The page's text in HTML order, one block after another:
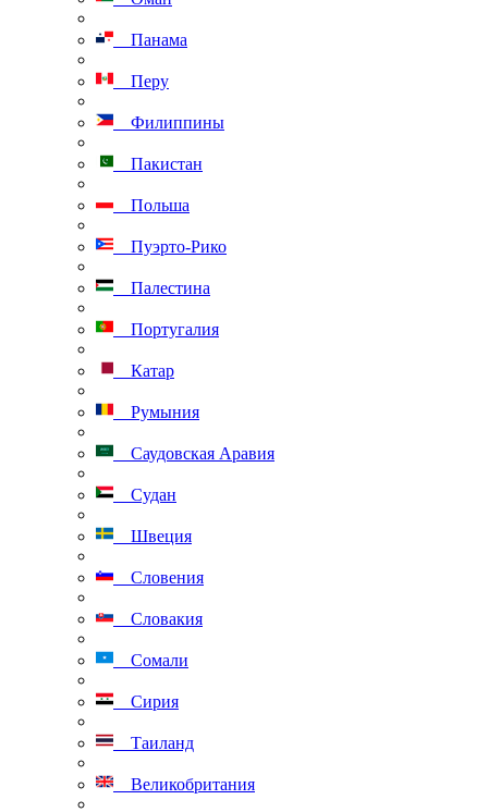
Панама
Перу
Филиппины
Пакистан
Польша
Пуэрто-Рико
Палестина
Португалия
Катар
Румыния
Саудовская Аравия
Судан
Швеция
Словения
Словакия
Сомали
Сирия
Таиланд
Великобритания